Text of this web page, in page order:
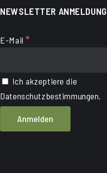
NEWSLETTER ANMELDUNG
E-Mail*
Ich akzeptiere die
Datenschutzbestimmungen.